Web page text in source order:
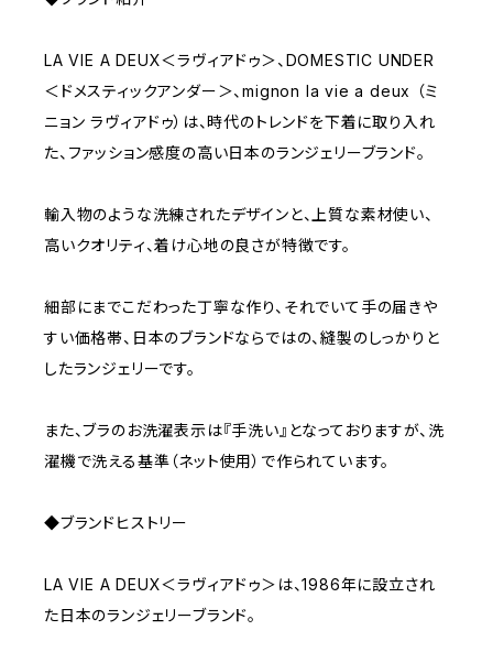
LA VIE A DEUX＜ラヴィアドゥ＞、DOMESTIC UNDER
＜ドメスティックアンダー＞、mignon la vie a deux （ミ
ニョン ラヴィアドゥ）は、時代のトレンドを下着に取り入れ
た、ファッション感度の高い日本のランジェリーブランド。
輸入物のような洗練されたデザインと、上質な素材使い、
高いクオリティ、着け心地の良さが特徴です。
細部にまでこだわった丁寧な作り、それでいて手の届きや
すい価格帯、日本のブランドならではの、縫製のしっかりと
したランジェリーです。
また、ブラのお洗濯表示は『手洗い』となっておりますが、洗
濯機で洗える基準（ネット使用）で作られています。
◆ブランドヒストリー
LA VIE A DEUX＜ラヴィアドゥ＞は、1986年に設立され
た日本のランジェリーブランド。